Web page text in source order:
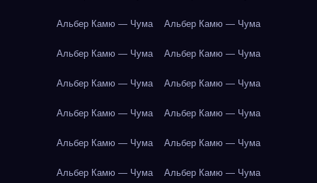
Альбер Камю — Чума Альбер Камю — Чума
Альбер Камю — Чума Альбер Камю — Чума
Альбер Камю — Чума Альбер Камю — Чума
Альбер Камю — Чума Альбер Камю — Чума
Альбер Камю — Чума Альбер Камю — Чума
Альбер Камю — Чума Альбер Камю — Чума